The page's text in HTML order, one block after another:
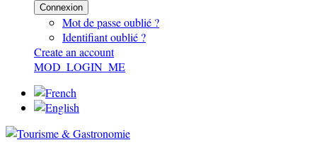
Connexion
Mot de passe oublié ?
Identifiant oublié ?
Create an account
MOD_LOGIN_ME